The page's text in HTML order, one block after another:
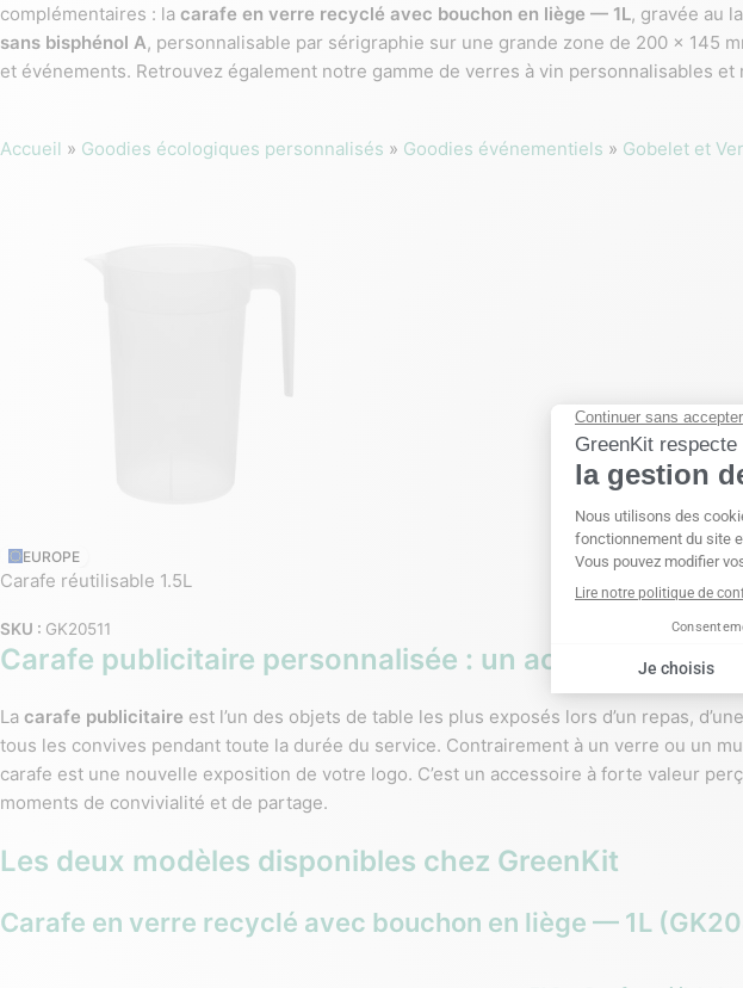
complémentaires : la carafe en verre recyclé avec bouchon en liège — 1L, gravée au
sans bisphénol A, personnalisable par sérigraphie sur une grande zone de 200 x 145
et événements. Retrouvez également notre gamme de verres à vin personnalisables
Accueil » Goodies écologiques personnalisés » Goodies événementiels » Gobelet et
EUROPE
Carafe réutilisable 1.5L
SKU : GK20511
Carafe publicitaire personnalisée : un accessoire de
La carafe publicitaire est l’un des objets de table les plus exposés lors d’un repas,
tous les convives pendant toute la durée du service. Contrairement à un verre ou un
carafe est une nouvelle exposition de votre logo. C’est un accessoire à forte valeur
moments de convivialité et de partage.
Les deux modèles disponibles chez GreenKit
Carafe en verre recyclé avec bouchon en liège — 1L